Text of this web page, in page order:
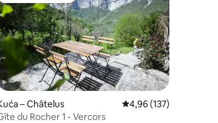
4,91/5, recenzija: 113
– Châtelus Prosječna ocjena:
4,96 (137)
du Rocher 1 - Vercors